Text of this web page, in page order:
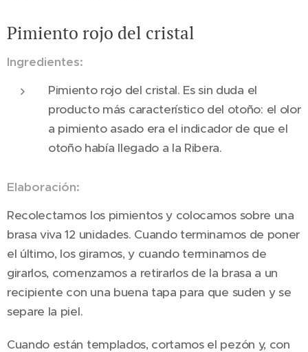
Pimiento rojo del cristal
Ingredientes:
Pimiento rojo del cristal. Es sin duda el
producto más característico del otoño: el olor
a pimiento asado era el indicador de que el
otoño había llegado a la Ribera.
Elaboración:
Recolectamos los pimientos y colocamos sobre una
brasa viva 12 unidades. Cuando terminamos de poner
el último, los giramos, y cuando terminamos de
girarlos, comenzamos a retirarlos de la brasa a un
recipiente con una buena tapa para que suden y se
separe la piel.
Cuando están templados, cortamos el pezón y, con